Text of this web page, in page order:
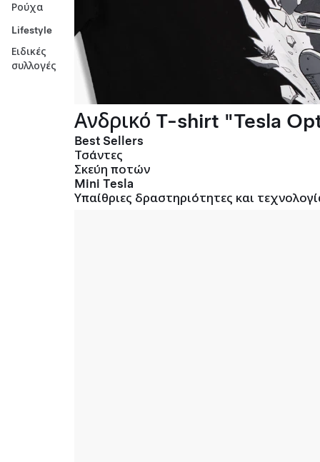
Ρούχα
Lifestyle
Ειδικές
συλλογές
Ανδρικό T-shirt "Tesla
Best Sellers
Τσάντες
Σκεύη ποτών
Mini Tesla
Υπαίθριες δραστηριότητες και